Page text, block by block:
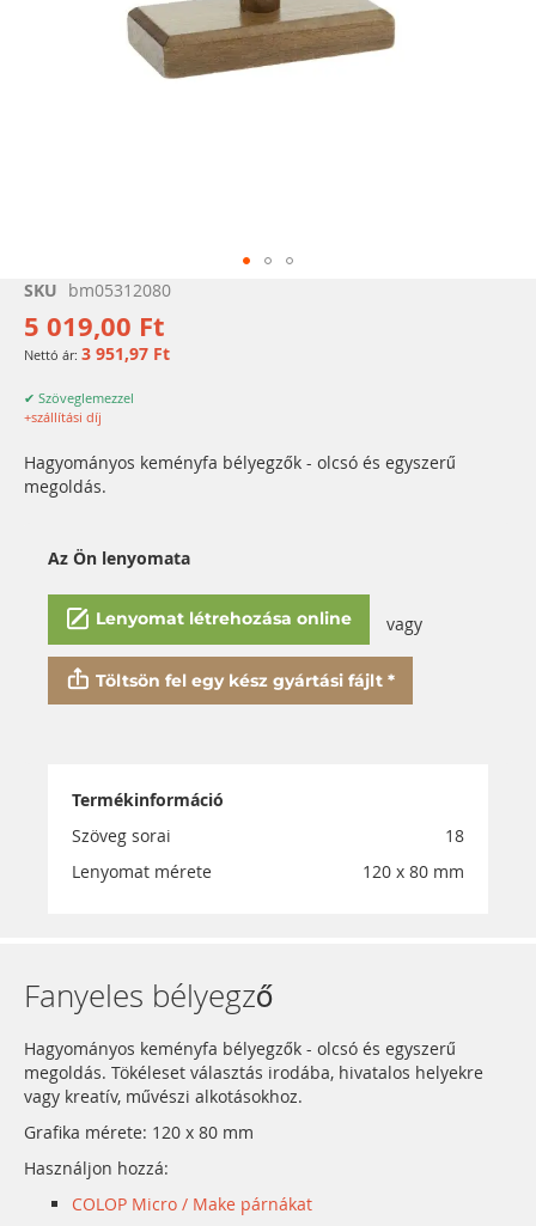
Ugrás
képgaléria
elejére
SKU bm05312080
5 019,00 Ft
3 951,97 Ft
✔ Szöveglemezzel
+szállítási díj
Hagyományos keményfa bélyegzők - olcsó és egyszerű
megoldás.
Az Ön lenyomata
Lenyomat létrehozása online vagy
Töltsön fel egy kész gyártási fájlt *
Termékinformáció
Szöveg sorai
18
Lenyomat mérete
120 x 80 mm
Fanyeles bélyegző
Hagyományos keményfa bélyegzők - olcsó és egyszerű
megoldás. Tökéleset választás irodába, hivatalos helyekre
vagy kreatív, művészi alkotásokhoz.
Grafika mérete: 120 x 80 mm
Használjon hozzá:
COLOP Micro / Make párnákat